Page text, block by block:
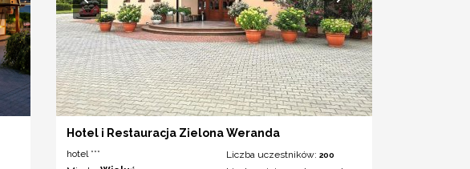
Hotel i Restauracja Zielona Weranda
hotel ***
Liczba uczestników: 200